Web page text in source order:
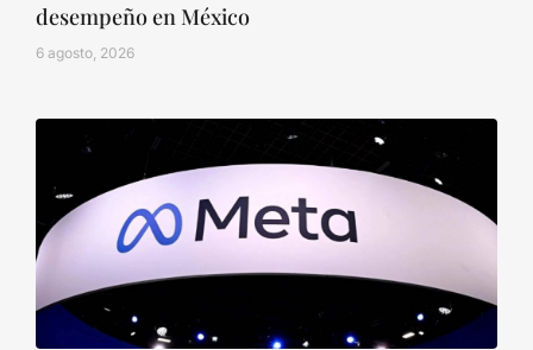
desempeño en México
6 agosto, 2026